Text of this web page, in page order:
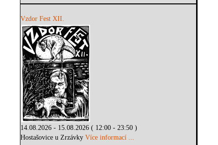
Vzdor Fest XII.
14.08.2026 - 15.08.2026 ( 12:00 - 23:50 )
Hostašovice u ZrzávkyVíce informací ...